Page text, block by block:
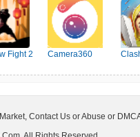
Fight 2 Camera360
Contact Us or Abuse or